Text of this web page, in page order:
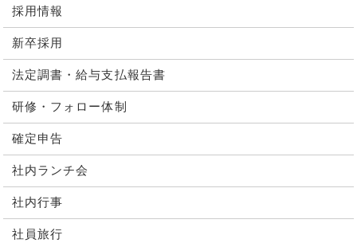
採用情報
新卒採用
法定調書・給与支払報告書
研修・フォロー体制
確定申告
社内ランチ会
社内行事
社員旅行